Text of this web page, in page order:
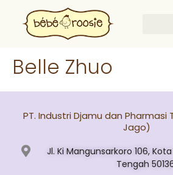
Belle Zhuo
PT. Industri Djamu dan Pharmasi
Jago)
Jl. Ki Mangunsarkoro 106,
Tengah